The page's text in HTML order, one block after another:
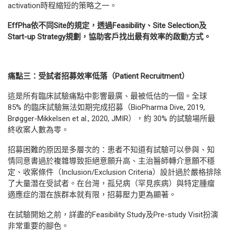
activation時程縮短的策略之一。
EffPha依不同Site的規定，透過Feasibility、 Site Selection及
Start-up Strategy規劃，協助客戶找出最有效率的啟動方式。
痛點三：受試者招募效率低落（Patient Recruitment）
這是所有臨床試驗痛點中影響最廣、最被低估的一個。全球
85% 的臨床試驗無法如期完成招募（BioPharma Dive, 2019,
Brøgger-Mikkelsen et al., 2020, JMIR），約 30% 的試驗場所最
終收案人數為零。
招募困難的原因是多層次的：患者不知道有試驗可以參與、知
情同意書過於複雜導致拒絕意願升高、主治醫師轉介意願不穩
定、收案條件（Inclusion/Exclusion Criteria）設計過於嚴格排除
了大量潛在受試者。在台灣，孤兒病（罕見疾病）與特定腫瘤
適應症的潛在族群本就有限，招募壓力更為顯著。
在試驗開始之前，詳盡的Feasibility Study及Pre-study Visit扮演
非常重要的腳色。